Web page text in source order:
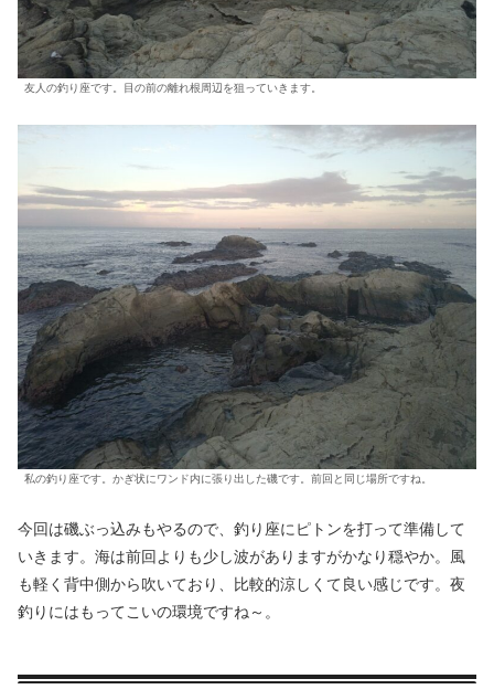
友人の釣り座です。目の前の離れ根周辺を狙っていきます。
私の釣り座です。かぎ状にワンド内に張り出した磯です。前回と同じ場所ですね。
今回は磯ぶっ込みもやるので、釣り座にピトンを打って準備して
いきます。海は前回よりも少し波がありますがかなり穏やか。風
も軽く背中側から吹いており、比較的涼しくて良い感じです。夜
釣りにはもってこいの環境ですね～。